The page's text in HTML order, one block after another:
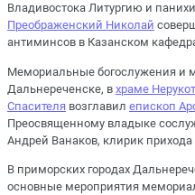
Владивостока Литургию и
Преображенский Николай
антиминсов в Казанском
Мемориальные богослужения и
Дальнереченске, в храме
Спасителя возглавил епископ
Преосвященному владыке
Андрей Ванаков, клирик
В приморских городах
основные мероприятия